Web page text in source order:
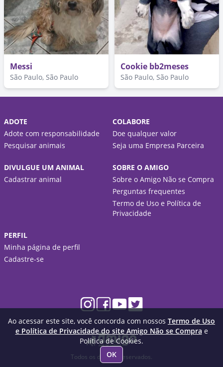
Messi
São Paulo, São Paulo
Cookie bb2meses
São Paulo, São Paulo
Ao acessar este site, você concorda com nossos Termo de Uso
e Política de Privacidade do site Amigo Não se Compra e
Política de Cookies.
OK
ADOTE
Adote com responsabilidade
Pesquisar animais
COLABORE
Doe qualquer valor
Seja uma Empresa Parceira
DIVULGUE UM ANIMAL
Cadastrar animal
SOBRE O AMIGO
Sobre o Amigo Não se Compra
Perguntas frequentes
Termo de Uso e Política de
Privacidade
PERFIL
Minha página de perfil
Cadastre-se
Todos os direitos reservados.